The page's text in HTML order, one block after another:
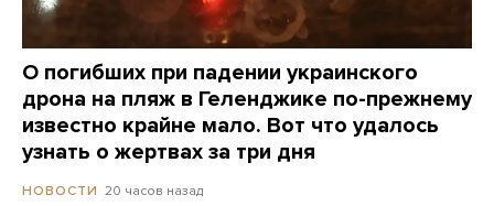
О погибших при падении украинского
дрона на пляж в Геленджике по-прежнему
известно крайне мало. Вот что удалось
узнать о жертвах за три дня
НОВОСТИ 20 часов назад